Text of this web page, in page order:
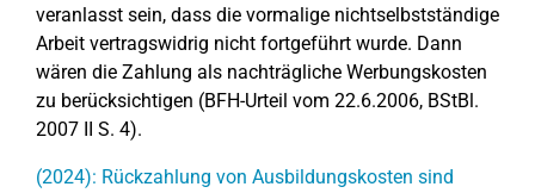
veranlasst sein, dass die vormalige nichtselbstständige
Arbeit vertragswidrig nicht fortgeführt wurde. Dann
wären die Zahlung als nachträgliche Werbungskosten
zu berücksichtigen (BFH-Urteil vom 22.6.2006, BStBl.
2007 II S. 4).
(2024): Rückzahlung von Ausbildungskosten sind